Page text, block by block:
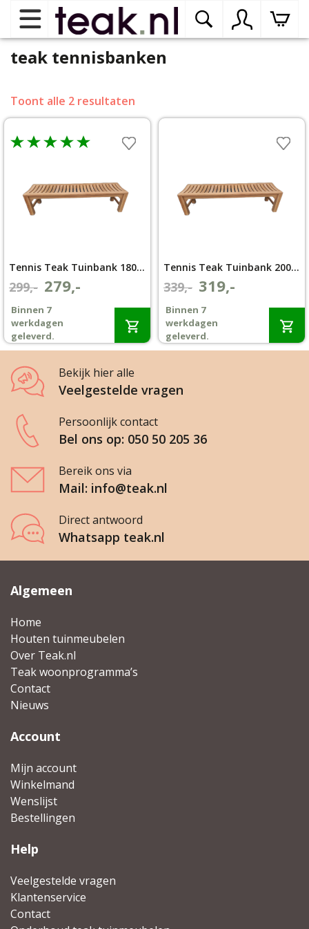
Home
Teak tuinmeubelen
Teak binnenmeubelen
Teak woonprogramma’s
Contact
Wenslijst
Mijn account
teak tennisbanken
Toont alle 2 resultaten
Tennis Teak Tuinbank 180 cm
299,- Oorspronkelijke
was:
€299,-.
279,-
Binnen 7
werkdagen
geleverd.
Tennis Teak Tuinbank 200 cm
339,- Oorspronkelijke
was:
€339,-.
319,-
Binnen 7
werkdagen
geleverd.
Bekijk hier alle
Veelgestelde vragen
Persoonlijk contact
Bel ons op: 050 50 205 36
Bereik ons via
Mail: info@teak.nl
Direct antwoord
Whatsapp teak.nl
Algemeen
Home
Houten tuinmeubelen
Over Teak.nl
Teak woonprogramma’s
Contact
Nieuws
Account
Mijn account
Winkelmand
Wenslijst
Bestellingen
Help
Veelgestelde vragen
Klantenservice
Contact